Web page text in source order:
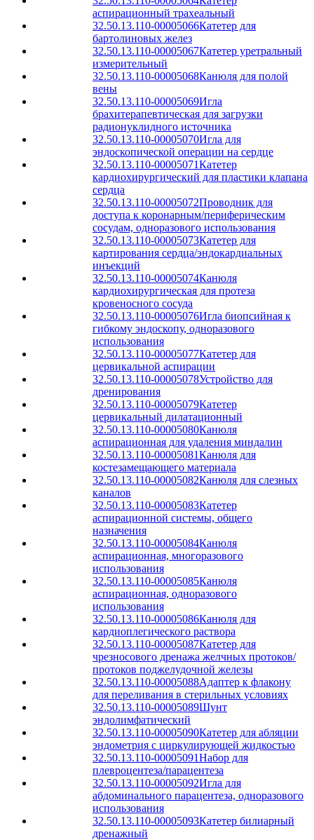
аспирационный трахеальный
32.50.13.110-00005066Катетер для
бартолиновых желез
32.50.13.110-00005067Катетер уретральный
измерительный
32.50.13.110-00005068Канюля для полой
вены
32.50.13.110-00005069Игла
брахитерапевтическая для загрузки
радионуклидного источника
32.50.13.110-00005070Игла для
эндоскопической операции на сердце
32.50.13.110-00005071Катетер
кардиохирургический для пластики клапана
сердца
32.50.13.110-00005072Проводник для
доступа к коронарным/периферическим
сосудам, одноразового использования
32.50.13.110-00005073Катетер для
картирования сердца/эндокардиальных
инъекций
32.50.13.110-00005074Канюля
кардиохирургическая для протеза
кровеносного сосуда
32.50.13.110-00005076Игла биопсийная к
гибкому эндоскопу, одноразового
использования
32.50.13.110-00005077Катетер для
цервикальной аспирации
32.50.13.110-00005078Устройство для
дренирования
32.50.13.110-00005079Катетер
цервикальный дилатационный
32.50.13.110-00005080Канюля
аспирационная для удаления миндалин
32.50.13.110-00005081Канюля для
костезамещающего материала
32.50.13.110-00005082Канюля для слезных
каналов
32.50.13.110-00005083Катетер
аспирационной системы, общего
назначения
32.50.13.110-00005084Канюля
аспирационная, многоразового
использования
32.50.13.110-00005085Канюля
аспирационная, одноразового
использования
32.50.13.110-00005086Канюля для
кардиоплегического раствора
32.50.13.110-00005087Катетер для
чрезносового дренажа желчных протоков/
протоков поджелудочной железы
32.50.13.110-00005088Адаптер к флакону
для переливания в стерильных условиях
32.50.13.110-00005089Шунт
эндолимфатический
32.50.13.110-00005090Катетер для абляции
эндометрия с циркулирующей жидкостью
32.50.13.110-00005091Набор для
плевроцентеза/парацентеза
32.50.13.110-00005092Игла для
абдоминального парацентеза, одноразового
использования
32.50.13.110-00005093Катетер билиарный
дренажный